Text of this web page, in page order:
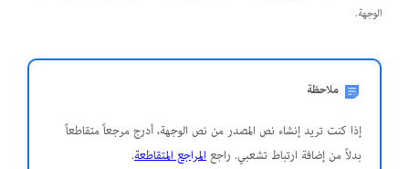
الوجهة.
ملاحظة
إذا كنت تريد إنشاء نص المصدر من نص الوجهة، أدرج مرجعاً متقاطعاً
بدلاً من إضافة ارتباط تشعبي. راجعالمراجع المتقاطعة.